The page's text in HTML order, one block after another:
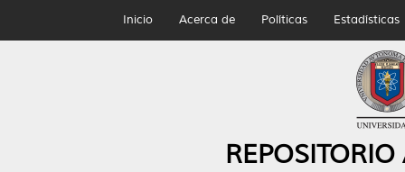
Inicio Acerca de Políticas Estadísticas